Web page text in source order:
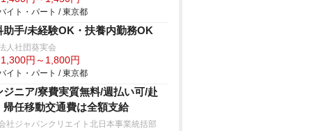
イト・パート / 東京都
助手/未経験OK・扶養内勤務OK
人社団葵実会
円～1,800円
イト・パート / 東京都
ジニア/寮費実質無料/週払い可/赴
帰任移動交通費は全額支給
社ジャパンクリエイト北日本事業統括部